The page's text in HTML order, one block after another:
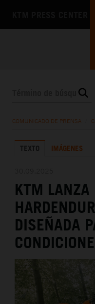
LA EMPRESA
COMUNICADO DE PRENSA
TEXTO IMÁGENES
KTM
DISEÑADA